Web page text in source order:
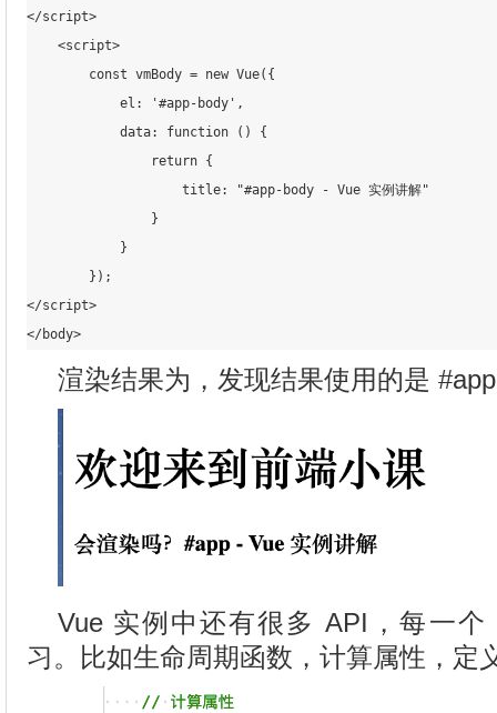
</script>
    <script>
        const vmBody = new Vue({
            el: '#app-body',
            data: function () {
                return {
                    title: "#app-body - Vue 实例讲解"
                }
            }
        });
</script>
渲染结果为，发现结果使用的是
Vue 实例中还有很多 API，每一
习。比如生命周期函数，计算属性，定